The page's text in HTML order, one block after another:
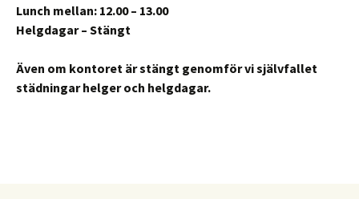
Lunch mellan: 12.00 – 13.00
Helgdagar – Stängt
Även om kontoret är stängt genomför vi självfallet
städningar helger och helgdagar.